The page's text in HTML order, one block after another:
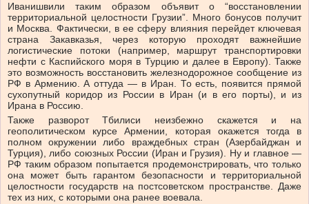
Иванишвили таким образом объявит о “восстановлении
территориальной целостности Грузии”. Много бонусов получит
и Москва. Фактически, в ее сферу влияния перейдет ключевая
страна Закавказья, через которую проходят важнейшие
логистические потоки (например, маршрут транспортировки
нефти с Каспийского моря в Турцию и далее в Европу). Также
это возможность восстановить железнодорожное сообщение из
РФ в Армению. А оттуда — в Иран. То есть, появится прямой
сухопутный коридор из России в Иран (и в его порты), и из
Ирана в Россию.
Также разворот Тбилиси неизбежно скажется и на
геополитическом курсе Армении, которая окажется тогда в
полном окружении либо враждебных стран (Азербайджан и
Турция), либо союзных России (Иран и Грузия). Ну и главное —
РФ таким образом попытается продемонстрировать, что только
она может быть гарантом безопасности и территориальной
целостности государств на постсоветском пространстве. Даже
тех из них, с которыми она ранее воевала.